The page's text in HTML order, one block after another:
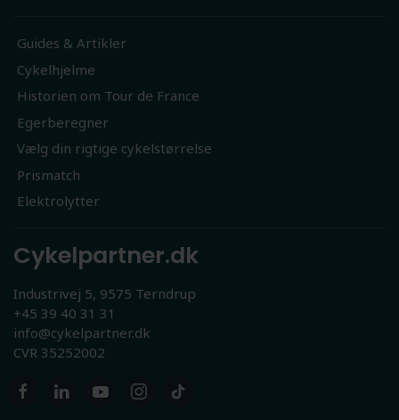
Guides & Artikler
Cykelhjelme
Historien om Tour de France
Egerberegner
Vælg din rigtige cykelstørrelse
Prismatch
Elektrolytter
Cykelpartner.dk
Industrivej 5, 9575 Terndrup
+45 39 40 31 31
info@cykelpartner.dk
CVR 35252002